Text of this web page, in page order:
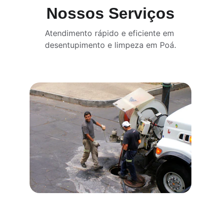
Nossos Serviços
Atendimento rápido e eficiente em
desentupimento e limpeza em Poá.